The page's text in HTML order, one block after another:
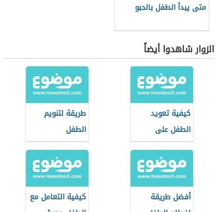
متى يبدأ الطفل بالحبو
الزوار شاهدوا أيضاً
كيفية تعويد
الطفل على
الحضانة
طريقة لتنويم
الطفل
أفضل طريقة
كيفية التعامل مع